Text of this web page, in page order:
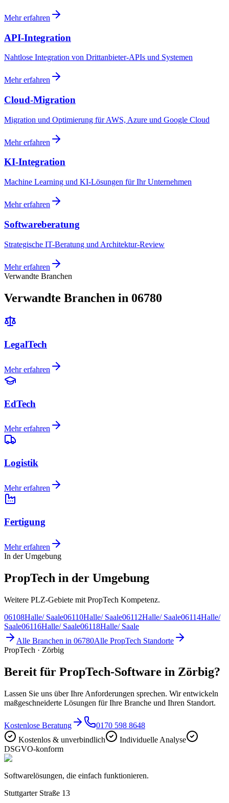
Mehr erfahren
API-Integration
Nahtlose Integration von Drittanbieter-APIs und Systemen
Mehr erfahren
Cloud-Migration
Migration und Optimierung für AWS, Azure und Google Cloud
Mehr erfahren
KI-Integration
Machine Learning und KI-Lösungen für Ihr Unternehmen
Mehr erfahren
Softwareberatung
Strategische IT-Beratung und Architektur-Review
Mehr erfahren
Verwandte Branchen
Verwandte Branchen in 06780
LegalTech
Mehr erfahren
EdTech
Mehr erfahren
Logistik
Mehr erfahren
Fertigung
Mehr erfahren
In der Umgebung
PropTech in der Umgebung
Weitere PLZ-Gebiete mit PropTech Kompetenz.
06108Halle/ Saale06110Halle/ Saale06112Halle/ Saale06114Halle/
Saale06116Halle/ Saale06118Halle/ Saale
Alle Branchen in 06780Alle PropTech Standorte
PropTech · Zörbig
Bereit für PropTech-Software in Zörbig?
Lassen Sie uns über Ihre Anforderungen sprechen. Wir entwickeln
maßgeschneiderte Lösungen für Ihre Branche und Ihren Standort.
Kostenlose Beratung
0170 598 8648
Kostenlos & unverbindlich
Individuelle Analyse
DSGVO-konform
Softwarelösungen, die einfach funktionieren.
Stuttgarter Straße 13